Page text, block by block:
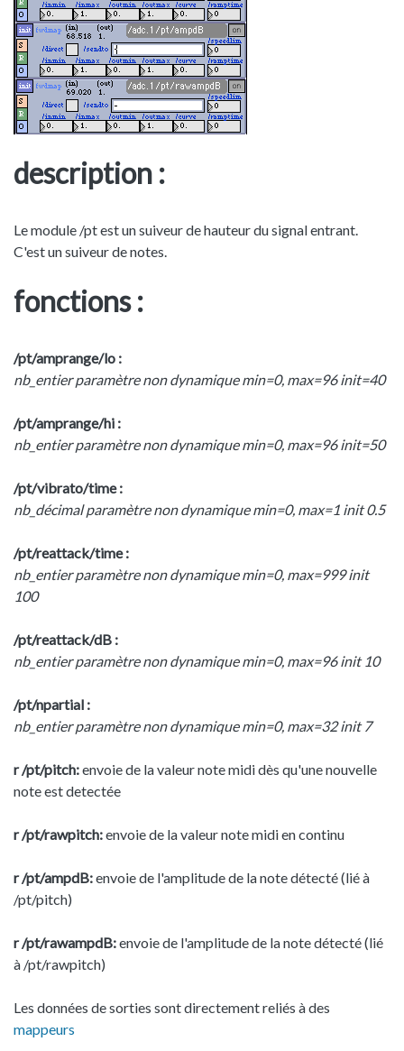
description :
Le module /pt est un suiveur de hauteur du signal entrant.
C'est un suiveur de notes.
fonctions :
/pt/amprange/lo :
nb_entier paramètre non dynamique min=0, max=96 init=40
/pt/amprange/hi :
nb_entier paramètre non dynamique min=0, max=96 init=50
/pt/vibrato/time :
nb_décimal paramètre non dynamique min=0, max=1 init 0.5
/pt/reattack/time :
nb_entier paramètre non dynamique min=0, max=999 init
100
/pt/reattack/dB :
nb_entier paramètre non dynamique min=0, max=96 init 10
/pt/npartial :
nb_entier paramètre non dynamique min=0, max=32 init 7
r /pt/pitch:envoie de la valeur note midi dès qu'une nouvelle
note est detectée
r /pt/rawpitch:envoie de la valeur note midi en continu
r /pt/ampdB:envoie de l'amplitude de la note détecté (lié à
/pt/pitch)
r /pt/rawampdB:envoie de l'amplitude de la note détecté (lié
à /pt/rawpitch)
Les données de sorties sont directement reliés à des
mappeurs